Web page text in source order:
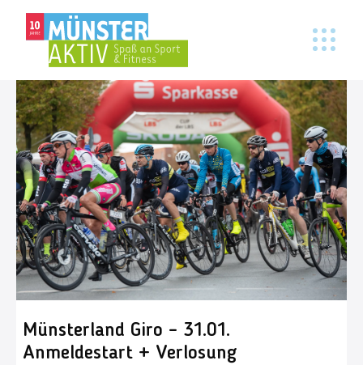
Münsterland Giro – 31.01.
Anmeldestart + Verlosung